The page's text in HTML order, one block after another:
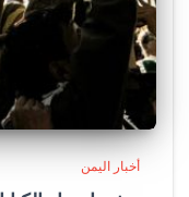
أخبار اليمن